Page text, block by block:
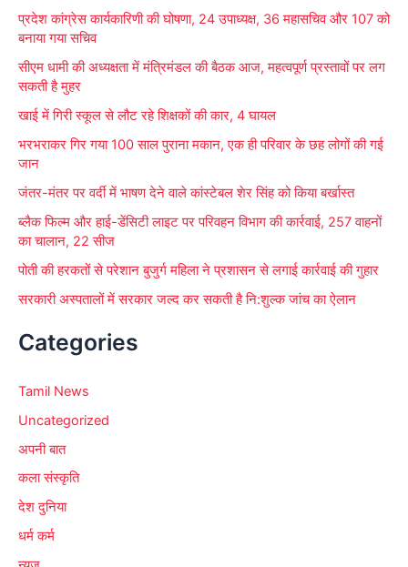
o
:
प्रदेश कांग्रेस कार्यकारिणी की घोषणा, 24 उपाध्यक्ष, 36 महासचिव और 107 को
बनाया गया सचिव
सीएम धामी की अध्यक्षता में मंत्रिमंडल की बैठक आज, महत्वपूर्ण प्रस्तावों पर लग
सकती है मुहर
खाई में गिरी स्कूल से लौट रहे शिक्षकों की कार, 4 घायल
भरभराकर गिर गया 100 साल पुराना मकान, एक ही परिवार के छह लोगों की गई
जान
जंतर-मंतर पर वर्दी में भाषण देने वाले कांस्टेबल शेर सिंह को किया बर्खास्त
ब्लैक फिल्म और हाई-डेंसिटी लाइट पर परिवहन विभाग की कार्रवाई, 257 वाहनों
का चालान, 22 सीज
पोती की हरकतों से परेशान बुजुर्ग महिला ने प्रशासन से लगाई कार्रवाई की गुहार
सरकारी अस्पतालों में सरकार जल्द कर सकती है नि:शुल्क जांच का ऐलान
Categories
Tamil News
Uncategorized
अपनी बात
कला संस्कृति
देश दुनिया
धर्म कर्म